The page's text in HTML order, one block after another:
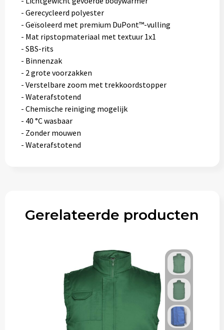
- Gerecycleerd polyester
- Geïsoleerd met premium DuPont™-vulling
- Mat ripstopmateriaal met textuur 1x1
- SBS-rits
- Binnenzak
- 2 grote voorzakken
- Verstelbare zoom met trekkoordstopper
- Waterafstotend
- Chemische reiniging mogelijk
- 40 °C wasbaar
- Zonder mouwen
- Waterafstotend
Gerelateerde producten